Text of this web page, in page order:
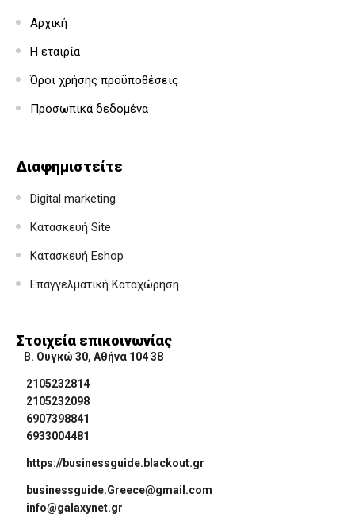
Αρχική
Η εταιρία
Όροι χρήσης προϋποθέσεις
Προσωπικά δεδομένα
Διαφημιστείτε
Digital marketing
Κατασκευή Site
Κατασκευή Eshop
Επαγγελματική Καταχώρηση
Στοιχεία επικοινωνίας
Β. Ουγκώ 30, Αθήνα 104 38
2105232814
2105232098
6907398841
6933004481
https://businessguide.blackout.gr
businessguide.Greece@gmail.com
info@galaxynet.gr